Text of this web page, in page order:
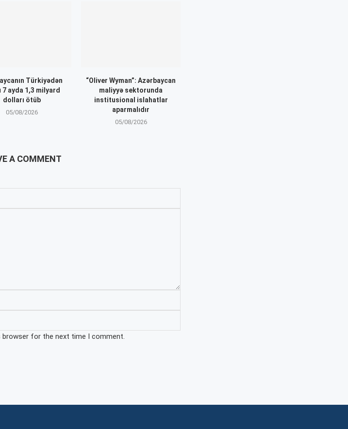
Türkiyədən
7 ayda 1,3 milyard
dolları ötüb
05/08/2026
“Oliver Wyman”: Azərbaycan
maliyyə sektorunda
institusional islahatlar
aparmalıdır
05/08/2026
A COMMENT
browser for the next time I comment.